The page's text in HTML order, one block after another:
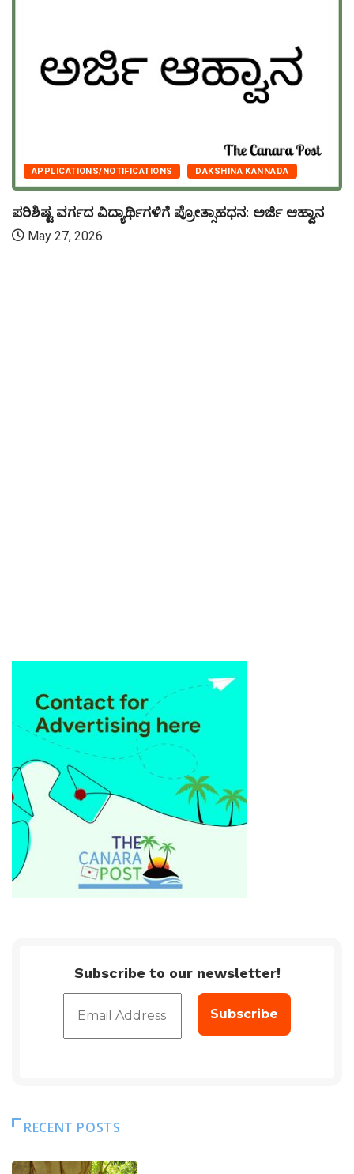
APPLICATIONS/NOTIFICATIONS DAKSHINA KANNADA
ಪರಿಶಿಷ್ಟ ವರ್ಗದ ವಿದ್ಯಾರ್ಥಿಗಳಿಗೆ ಪ್ರೋತ್ಸಾಹಧನ: ಅರ್ಜಿ ಆಹ್ವಾನ
May 27, 2026
Subscribe to our newsletter!
RECENT POSTS